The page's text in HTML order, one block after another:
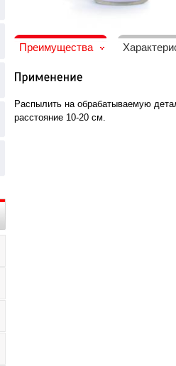
Преимущества
Распылить на обрабатываемую
расстояние 10-20 см.